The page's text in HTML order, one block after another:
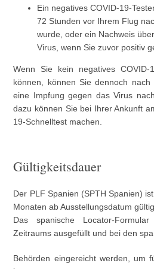
Ein negatives COVID-19-
72 Stunden vor Ihrem Flug
wurde, oder ein Nachweis
Virus, wenn Sie zuvor positiv
Wenn Sie kein negatives COVID-
können, können Sie dennoch
eine Impfung gegen das Virus
dazu können Sie bei Ihrer Ankunft
19-Schnelltest machen.
Gültigkeitsdauer
Der PLF Spanien (SPTH Spanien)
Monaten ab Ausstellungsdatum gültig.
Das spanische Locator-
Zeitraums ausgefüllt und bei den
Behörden eingereicht werden, um